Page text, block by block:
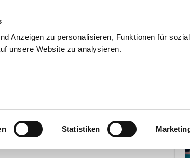
Anzeigen zu personalisieren, Funktionen für
unsere Website zu analysieren.
Statistiken